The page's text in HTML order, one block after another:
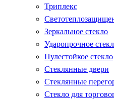
Триплекс
Зеркальное стекло
Ударопрочное
Пулестойкое стекло
Стеклянные двери
Стеклянные
Стекло для